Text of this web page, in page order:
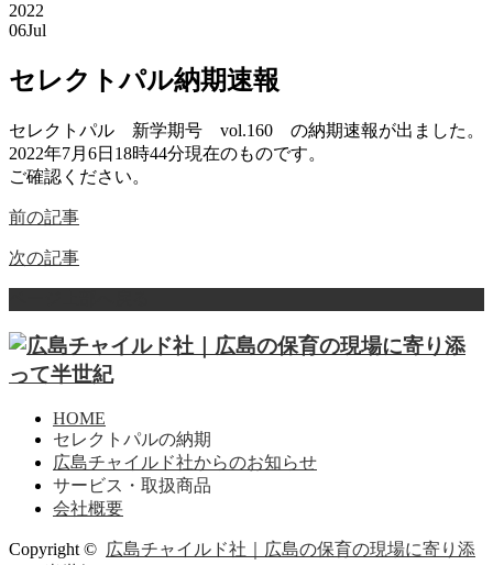
2022
06Jul
セレクトパル納期速報
セレクトパル 新学期号 vol.160 の納期速報が出ました。
2022年7月6日18時44分現在のものです。
ご確認ください。
前の記事
次の記事
HOME
セレクトパルの納期
広島チャイルド社からのお知らせ
サービス・取扱商品
会社概要
Copyright © 広島チャイルド社｜広島の保育の現場に寄り添